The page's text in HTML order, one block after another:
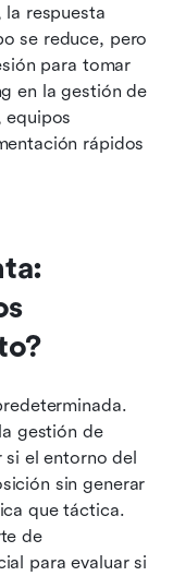
respuesta
se reduce, pero
para tomar
en la gestión de
equipos
rápidos
gestión de
si el entorno del
sin generar
que táctica.
de
para evaluar si